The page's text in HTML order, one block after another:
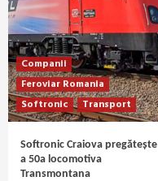
Companii
Feroviar Romania
Softronic
Transport
Softronic Craiova pregătește
a 50a locomotiva
Transmontana